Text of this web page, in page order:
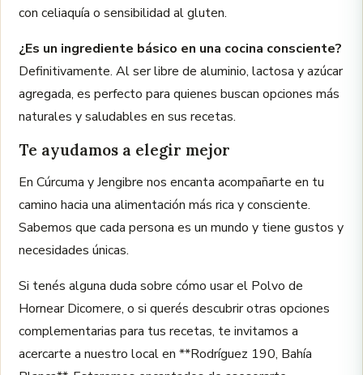
con celiaquía o sensibilidad al gluten.
¿Es un ingrediente básico en una cocina consciente?
Definitivamente. Al ser libre de aluminio, lactosa y azúcar
agregada, es perfecto para quienes buscan opciones más
naturales y saludables en sus recetas.
Te ayudamos a elegir mejor
En Cúrcuma y Jengibre nos encanta acompañarte en tu
camino hacia una alimentación más rica y consciente.
Sabemos que cada persona es un mundo y tiene gustos y
necesidades únicas.
Si tenés alguna duda sobre cómo usar el Polvo de
Hornear Dicomere, o si querés descubrir otras opciones
complementarias para tus recetas, te invitamos a
acercarte a nuestro local en **Rodríguez 190, Bahía